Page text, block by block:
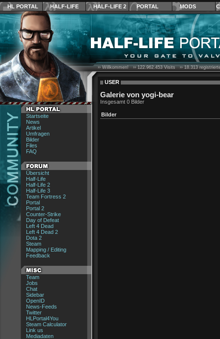
HL PORTAL HALF-LIFE HALF-LIFE 2 PORTAL MODS
Startseite
News
Artikel
Umfragen
Bilder
Files
FAQ
Übersicht
Half-Life
Half-Life 2
Half-Life 3
Team Fortress 2
Portal
Portal 2
Counter-Strike
Day of Defeat
Left 4 Dead
Left 4 Dead 2
Dota 2
Steam
Mapping / Editing
Feedback
Team
Jobs
Chat
Sidebar
OpenID
News-Feeds
Twitter
HLPortal4You
Steam Calculator
Link us
Mediadaten
›› Willkommen! ››122.962.453Visits ››18.313
USER
Galerie von yogi-bear
Insgesamt 0 Bilder
Bilder